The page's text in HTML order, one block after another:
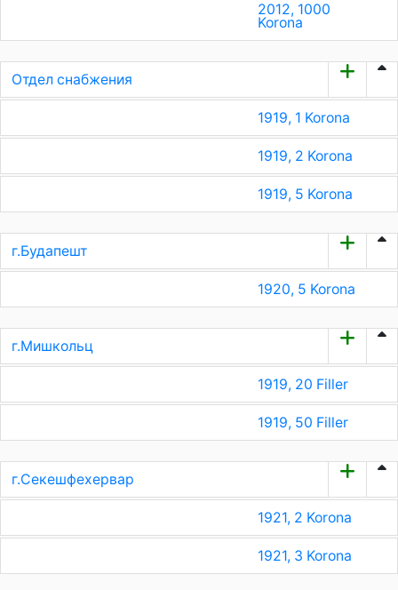
2012, 1000
Korona
Отдел снабжения
1919, 1 Korona
1919, 2 Korona
1919, 5 Korona
г.Будапешт
1920, 5 Korona
г.Мишкольц
1919, 20 Filler
1919, 50 Filler
г.Секешфехервар
1921, 2 Korona
1921, 3 Korona